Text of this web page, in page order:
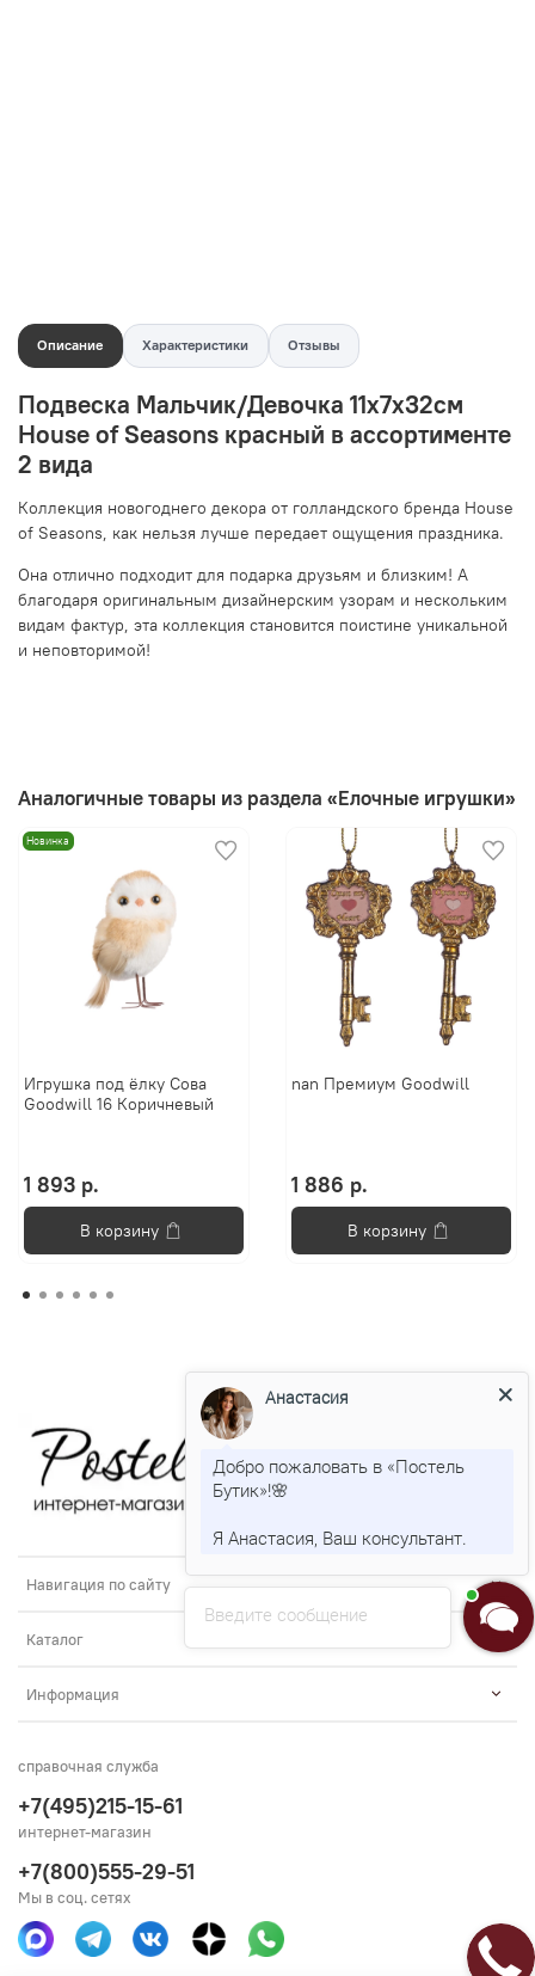
Описание Характеристики Отзывы
Подвеска Мальчик/Девочка 11х7х32см
House of Seasons красный в ассортименте
2 вида
Коллекция новогоднего декора от голландского бренда House
of Seasons, как нельзя лучше передает ощущения праздника.
Она отлично подходит для подарка друзьям и близким! А
благодаря оригинальным дизайнерским узорам и нескольким
видам фактур, эта коллекция становится поистине уникальной
и неповторимой!
Аналогичные товары из раздела «Елочные игрушки»
Новинка
Игрушка под ёлку Сова
Goodwill 16 Коричневый
1 893 р.
В корзину
nan Премиум Goodwill
1 886 р.
В корзину
Навигация по сайту
Каталог
Информация
справочная служба
+7(495)215-15-61
интернет-магазин
+7(800)555-29-51
Мы в соц. сетях
Введите сообщение
Анастасия
Добро пожаловать в «Постель
Бутик»!🌸
Я Анастасия, Ваш консультант.